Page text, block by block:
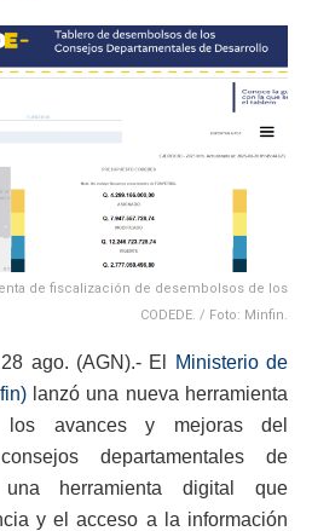
de fiscalización de desembolsos de los
CODEDE. / Foto: Minfin.
ago. (AGN).- El
Ministerio de
lanzó una nueva herramienta
los avances y mejoras del
departamentales de
una herramienta digital que
y el acceso a la información